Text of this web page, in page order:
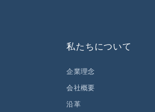
私たちについて
企業理念
会社概要
沿革